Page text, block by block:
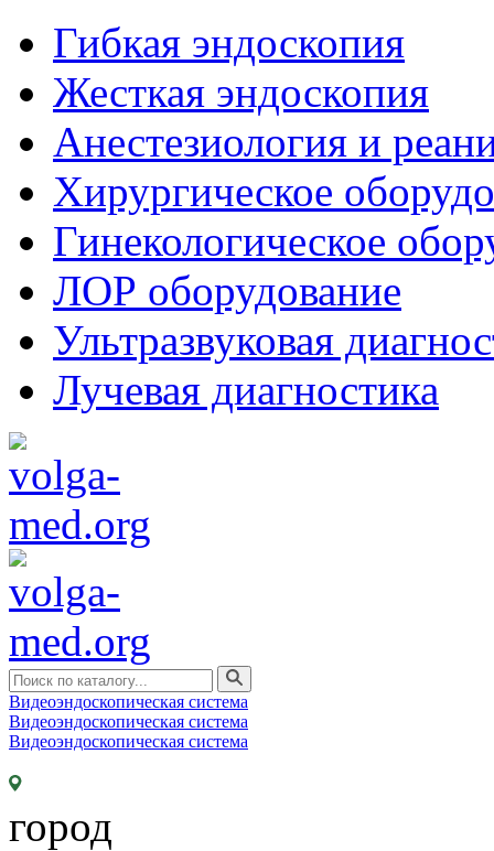
Гибкая эндоскопия
Жесткая эндоскопия
Анестезиология и
Хирургическое
Гинекологическое
ЛОР оборудование
Ультразвуковая
Лучевая диагностика
Видеоэндоскопическая система
Видеоэндоскопическая система
Видеоэндоскопическая система
город